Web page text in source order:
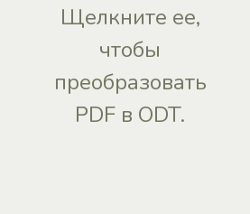
Щелкните ее,
чтобы
преобразовать
PDF в ODT.